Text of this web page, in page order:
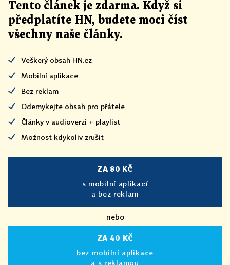
Tento článek je zdarma. Když si
předplatíte HN, budete moci číst
všechny naše články.
Veškerý obsah HN.cz
Mobilní aplikace
Bez reklam
Odemykejte obsah pro přátele
Články v audioverzi + playlist
Možnost kdykoliv zrušit
ZA 80 KČ
s mobilní aplikací
a bez reklam
nebo
ZA 40 KČ
bez mobilní aplikace
a s reklamou